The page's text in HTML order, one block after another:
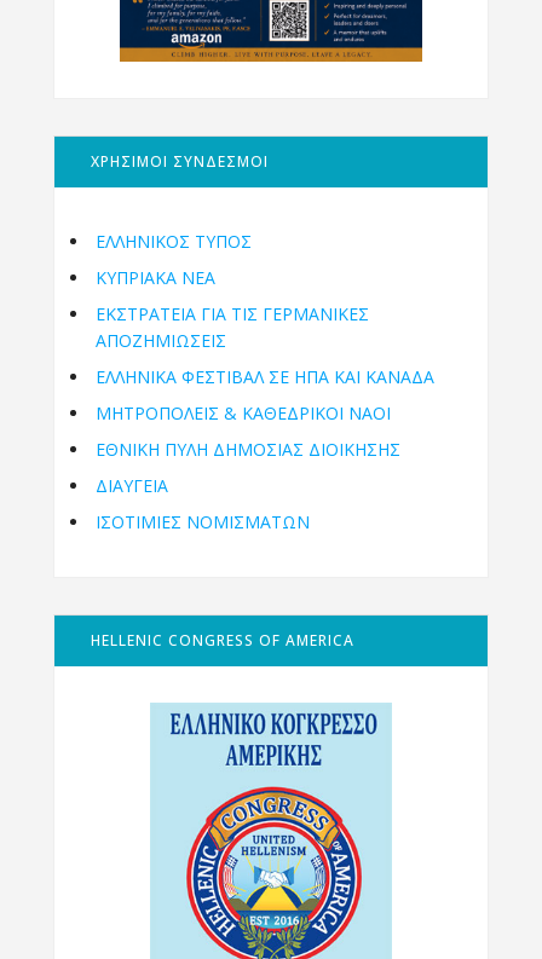
ΧΡΗΣΙΜΟΙ ΣΥΝΔΕΣΜΟΙ
ΕΛΛΗΝΙΚΟΣ ΤΥΠΟΣ
ΚΥΠΡΙΑΚΑ ΝΕΑ
ΕΚΣΤΡΑΤΕΙΑ ΓΙΑ ΤΙΣ ΓΕΡΜΑΝΙΚΕΣ
ΑΠΟΖΗΜΙΩΣΕΙΣ
ΕΛΛΗΝΙΚΆ ΦΕΣΤΙΒΆΛ ΣΕ ΗΠΑ ΚΑΙ ΚΑΝΑΔΑ
ΜΗΤΡΟΠΌΛΕΙΣ & ΚΑΘΕΔΡΙΚΟΊ ΝΑΟΊ
ΕΘΝΙΚΉ ΠΎΛΗ ΔΗΜΌΣΙΑΣ ΔΙΟΊΚΗΣΗΣ
ΔΙΑΥΓΕΙΑ
ΙΣΟΤΙΜΙΕΣ ΝΟΜΙΣΜΑΤΩΝ
HELLENIC CONGRESS OF AMERICA